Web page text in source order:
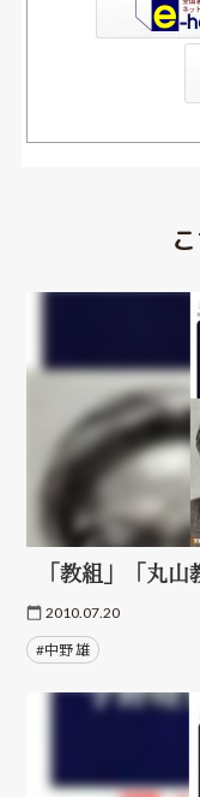
「教組」「丸
2010.07.20
#中野 雄